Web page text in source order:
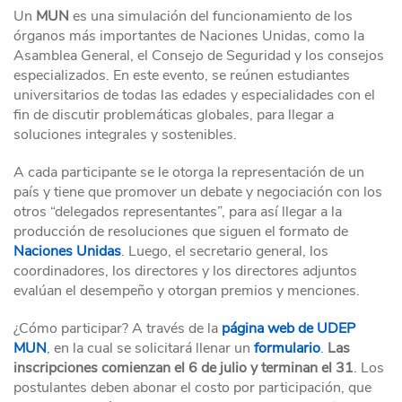
Un MUN es una simulación del funcionamiento de los
órganos más importantes de Naciones Unidas, como la
Asamblea General, el Consejo de Seguridad y los consejos
especializados. En este evento, se reúnen estudiantes
universitarios de todas las edades y especialidades con el
fin de discutir problemáticas globales, para llegar a
soluciones integrales y sostenibles.
A cada participante se le otorga la representación de un
país y tiene que promover un debate y negociación con los
otros “delegados representantes”, para así llegar a la
producción de resoluciones que siguen el formato de
Naciones Unidas. Luego, el secretario general, los
coordinadores, los directores y los directores adjuntos
evalúan el desempeño y otorgan premios y menciones.
¿Cómo participar? A través de la página web de UDEP
MUN, en la cual se solicitará llenar un formulario. Las
inscripciones comienzan el 6 de julio y terminan el 31. Los
postulantes deben abonar el costo por participación, que